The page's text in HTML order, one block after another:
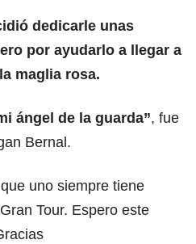
dedicarle unas
por ayudarlo a llegar a
maglia rosa.
ángel de la guarda”, fue
Bernal.
uno siempre tiene
Tour. Espero este